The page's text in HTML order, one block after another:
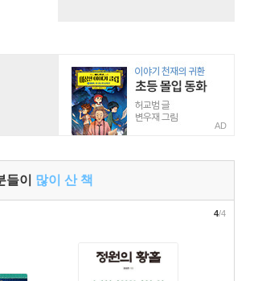
AD
들이 많이 산 책
4/4